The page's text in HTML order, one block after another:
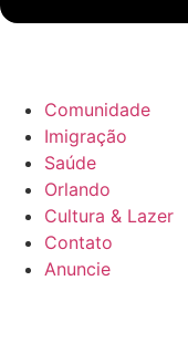
Comunidade
Imigração
Saúde
Orlando
Cultura & Lazer
Contato
Anuncie